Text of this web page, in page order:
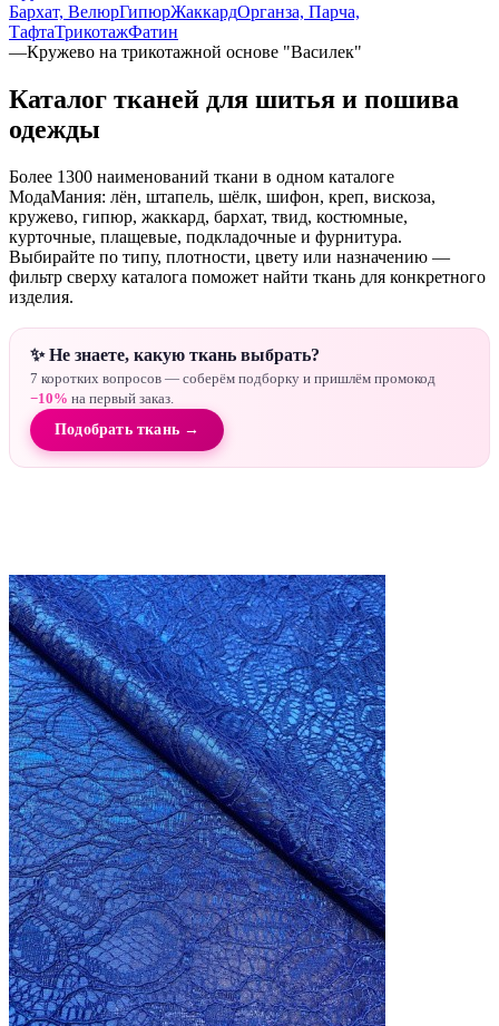
Бархат, ВелюрГипюрЖаккардОрганза, Парча,
ТафтаТрикотажФатин
—Кружево на трикотажной основе "Василек"
Каталог тканей для шитья и пошива
одежды
Более 1300 наименований ткани в одном каталоге
МодаМания: лён, штапель, шёлк, шифон, креп, вискоза,
кружево, гипюр, жаккард, бархат, твид, костюмные,
курточные, плащевые, подкладочные и фурнитура.
Выбирайте по типу, плотности, цвету или назначению —
фильтр сверху каталога поможет найти ткань для конкретного
изделия.
✨ Не знаете, какую ткань выбрать?
7 коротких вопросов — соберём подборку и пришлём промокод
−10% на первый заказ.
Подобрать ткань →